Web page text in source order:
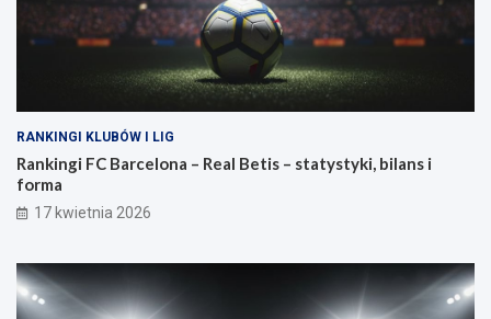
RANKINGI KLUBÓW I LIG
Rankingi FC Barcelona – Real Betis – statystyki, bilans i
forma
17 kwietnia 2026